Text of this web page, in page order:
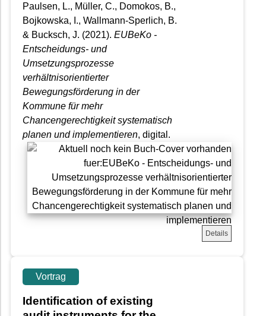
Paulsen, L., Müller, C., Domokos, B.,
Bojkowska, I., Wallmann-Sperlich, B.
& Bucksch, J. (2021). EUBeKo -
Entscheidungs- und
Umsetzungsprozesse
verhältnisorientierter
Bewegungsförderung in der
Kommune für mehr
Chancengerechtigkeit systematisch
planen und implementieren, digital.
Details
Vortrag
Identification of existing